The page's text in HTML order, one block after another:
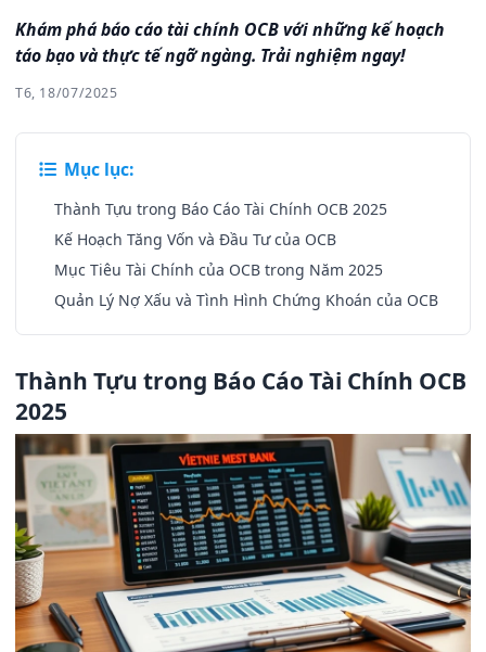
Khám phá báo cáo tài chính OCB với những kế hoạch
táo bạo và thực tế ngỡ ngàng. Trải nghiệm ngay!
T6, 18/07/2025
Mục lục:
Thành Tựu trong Báo Cáo Tài Chính OCB 2025
Kế Hoạch Tăng Vốn và Đầu Tư của OCB
Mục Tiêu Tài Chính của OCB trong Năm 2025
Quản Lý Nợ Xấu và Tình Hình Chứng Khoán của OCB
Thành Tựu trong Báo Cáo Tài Chính OCB
2025